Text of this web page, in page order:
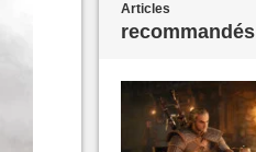
Articles
recommandés